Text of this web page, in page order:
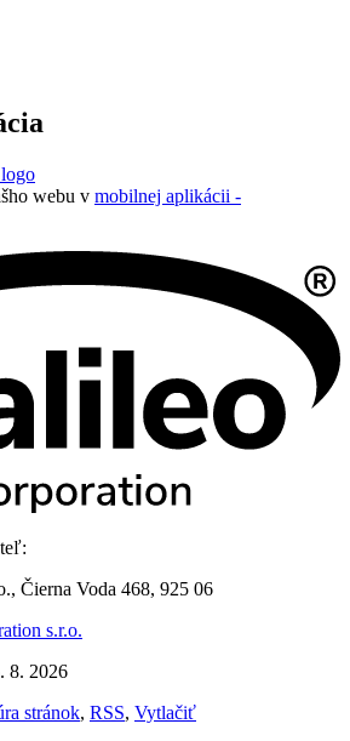
webu v mobilnej aplikácii -
Čierna Voda 468, 925 06
s.r.o.
8. 2026
stránok, RSS, Vytlačiť